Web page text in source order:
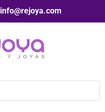
info@rejoya.com